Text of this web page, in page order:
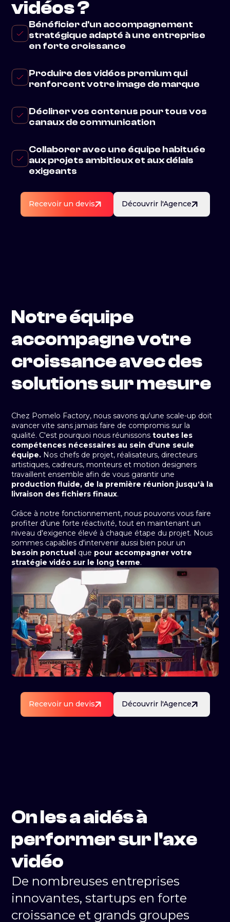
vidéos ?
Bénéficier d'un accompagnement
stratégique adapté à une entreprise
en forte croissance
Produire des vidéos premium qui
renforcent votre image de marque
Décliner vos contenus pour tous vos
canaux de communication
Collaborer avec une équipe habituée
aux projets ambitieux et aux délais
exigeants
Recevoir un devis Découvrir l'Agence
Notre équipe
accompagne votre
croissance avec des
solutions sur mesure
Chez Pomelo Factory, nous savons qu'une scale-up doit
avancer vite sans jamais faire de compromis sur la
qualité. C'est pourquoi nous réunissonstoutes les
compétences nécessaires au sein d'une seule
équipe. Nos chefs de projet, réalisateurs, directeurs
artistiques, cadreurs, monteurs et motion designers
travaillent ensemble afin de vous garantir une
production fluide, de la première réunion jusqu'à la
livraison des fichiers finaux.
Grâce à notre fonctionnement, nous pouvons vous faire
profiter d’une forte réactivité, tout en maintenant un
niveau d'exigence élevé à chaque étape du projet. Nous
sommes capables d'intervenir aussi bien pour un
besoin ponctuel que pour accompagner votre
stratégie vidéo sur le long terme.
Recevoir un devis Découvrir l'Agence
On les a aidés à
performer sur l'axe
vidéo
De nombreuses entreprises
innovantes, startups en forte
croissance et grands groupes